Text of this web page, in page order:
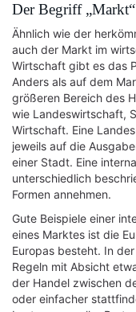
Der Begriff
Ähnlich wie der
auch der Markt im
Wirtschaft gibt es das
Anders als auf dem
größeren Bereich des
wie Landeswirtschaft,
Wirtschaft. Eine
jeweils auf die
einer Stadt. Eine
unterschiedlich
Formen annehmen.
Gute Beispiele einer
eines Marktes ist die
Europas besteht. In
Regeln mit Absicht
der Handel zwischen
oder einfacher